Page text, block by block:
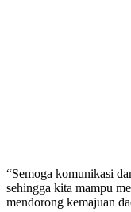
“Semoga komunikasi
sehingga kita mampu
mendorong kemajuan